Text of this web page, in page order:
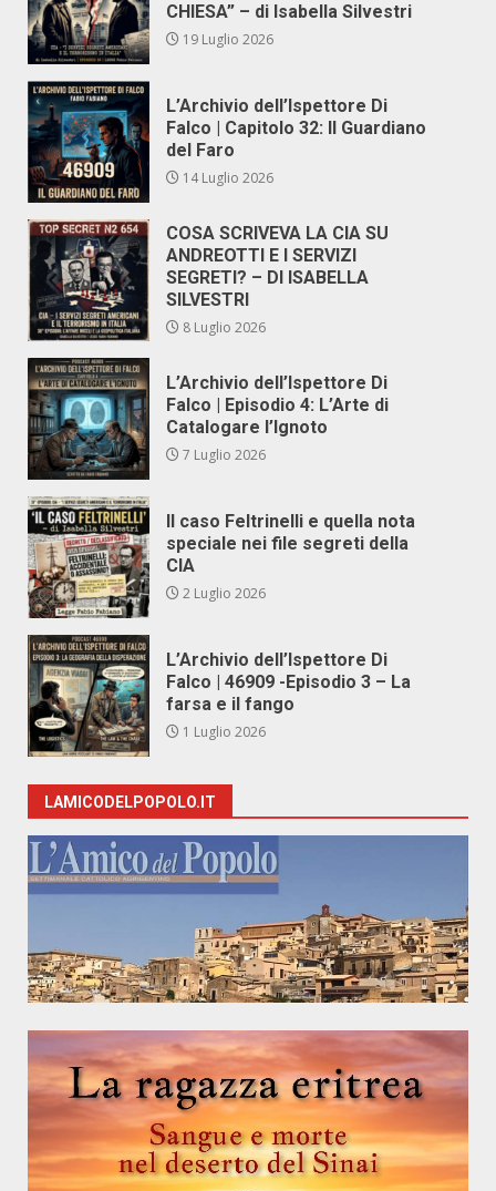
CHIESA” – di Isabella Silvestri
19 Luglio 2026
L’Archivio dell’Ispettore Di
Falco | Capitolo 32: Il Guardiano
del Faro
14 Luglio 2026
COSA SCRIVEVA LA CIA SU
ANDREOTTI E I SERVIZI
SEGRETI? – DI ISABELLA
SILVESTRI
8 Luglio 2026
L’Archivio dell’Ispettore Di
Falco | Episodio 4: L’Arte di
Catalogare l’Ignoto
7 Luglio 2026
Il caso Feltrinelli e quella nota
speciale nei file segreti della
CIA
2 Luglio 2026
L’Archivio dell’Ispettore Di
Falco | 46909 -Episodio 3 – La
farsa e il fango
1 Luglio 2026
LAMICODELPOPOLO.IT